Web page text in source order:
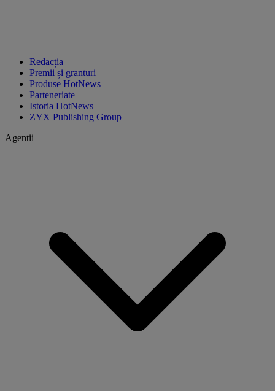
Redacția
Premii și granturi
Produse HotNews
Parteneriate
Istoria HotNews
ZYX Publishing Group
Agentii